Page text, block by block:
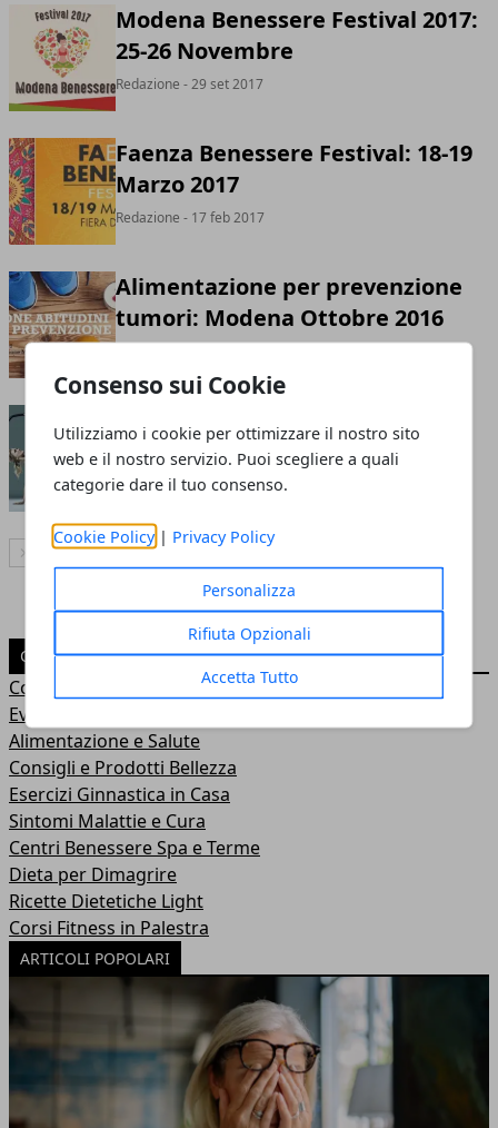
Consenso sui Cookie
Utilizziamo i cookie per ottimizzare il nostro sito
web e il nostro servizio. Puoi scegliere a quali
categorie dare il tuo consenso.
Cookie Policy | Privacy Policy
Personalizza
Rifiuta Opzionali
Accetta Tutto
Modena Benessere Festival 2017:
25-26 Novembre
Redazione - 29 set 2017
Faenza Benessere Festival: 18-19
Marzo 2017
Redazione - 17 feb 2017
Alimentazione per prevenzione
tumori: Modena Ottobre 2016
Rimini Wellness 2016: novità sui
corsi fitness
Redazione - 14 mag 2016
Articolo Successivo
CATEGORIE
Consigli Salute e Benessere
Eventi Sport-Salute-Benessere
Alimentazione e Salute
Consigli e Prodotti Bellezza
Esercizi Ginnastica in Casa
Sintomi Malattie e Cura
Centri Benessere Spa e Terme
Dieta per Dimagrire
Ricette Dietetiche Light
Corsi Fitness in Palestra
ARTICOLI POPOLARI